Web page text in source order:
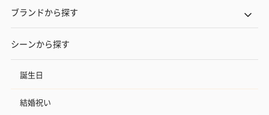
ブランドから探す
シーンから探す
誕生日
結婚祝い